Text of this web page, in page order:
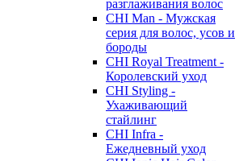
разглаживания волос
CHI Man - Мужская
серия для волос, усов и
бороды
CHI Royal Treatment -
Королевский уход
CHI Styling -
Ухаживающий
стайлинг
CHI Infra -
Ежедневный уход